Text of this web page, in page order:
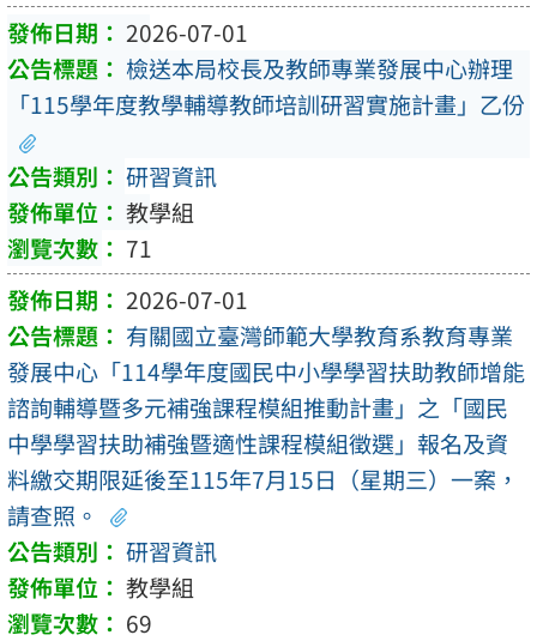
2026-07-01
檢送本局校長及教師專業發展中心辦理
「115學年度教學輔導教師培訓研習實施計畫」乙份
研習資訊
教學組
71
2026-07-01
有關國立臺灣師範大學教育系教育專業
發展中心「114學年度國民中小學學習扶助教師增能
諮詢輔導暨多元補強課程模組推動計畫」之「國民
中學學習扶助補強暨適性課程模組徵選」報名及資
料繳交期限延後至115年7月15日（星期三）一案，
請查照。
研習資訊
教學組
69